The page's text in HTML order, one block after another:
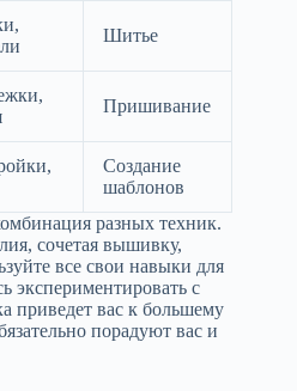
Шитье
Пришивание
Создание
шаблонов
разных техник.
сочетая вышивку,
все свои навыки для
экспериментировать с
приведет вас к большему
порадуют вас и